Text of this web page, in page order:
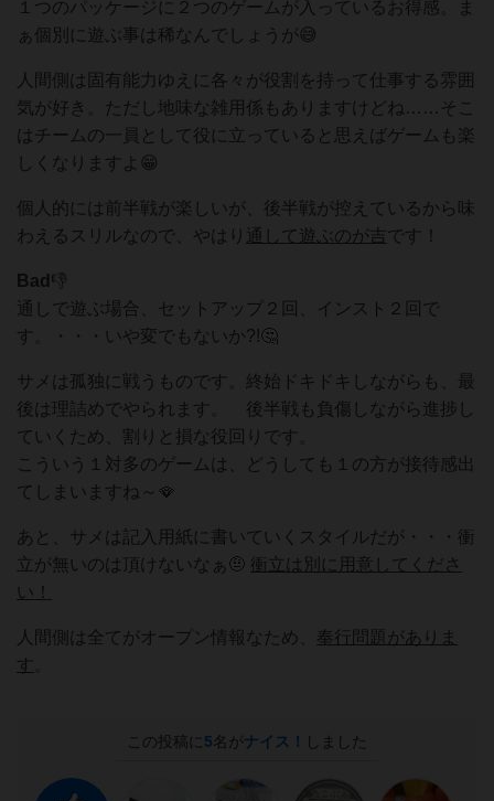
１つのパッケージに２つのゲームが入っているお得感。ま
ぁ個別に遊ぶ事は稀なんでしょうが😅
人間側は固有能力ゆえに各々が役割を持って仕事する雰囲
気が好き。ただし地味な雑用係もありますけどね……そこ
はチームの一員として役に立っていると思えばゲームも楽
しくなりますよ😁
個人的には前半戦が楽しいが、後半戦が控えているから味
わえるスリルなので、やはり 通して遊ぶのが吉 です！
Bad 👎
通しで遊ぶ場合、セットアップ２回、インスト２回で
す。・・・いや変でもないか?!🤔
サメは孤独に戦うものです。終始ドキドキしながらも、最
後は理詰めでやられます。 後半戦も負傷しながら進捗し
ていくため、割りと損な役回りです。
こういう１対多のゲームは、どうしても１の方が接待感出
てしまいますね～🪭
あと、サメは記入用紙に書いていくスタイルだが・・・衝
立が無いのは頂けないなぁ🤨 衝立は別に用意してくださ
い！
人間側は全てがオープン情報なため、 奉行問題がありま
す
この投稿に 5名がナイス！ しました